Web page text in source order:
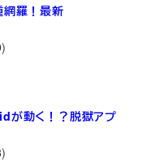
網羅！最新
動く！？脱獄アプ